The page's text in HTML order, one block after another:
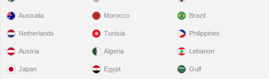
Australia
Netherlands
Austria
Japan
Morocco
Tunisia
Algeria
Egypt
Brazil
Philippines
Lebanon
Gulf